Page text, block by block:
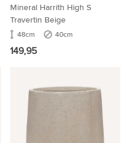
Mineral Harrith High S
Travertin Beige
48cm 40cm
149,95